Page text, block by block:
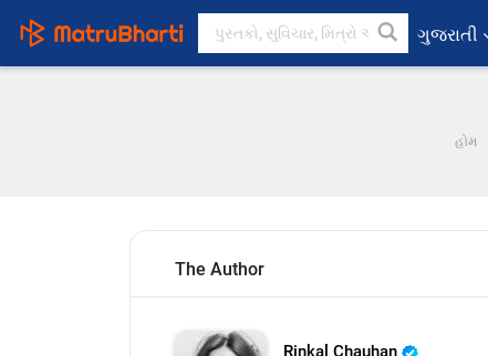
ગુજરાતી
હોમ
The Author
Rinkal Chauhan